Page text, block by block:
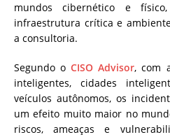
mundos cibernético e
infraestrutura crítica e
a consultoria.
Segundo oCISO Advisor, com
inteligentes, cidades
veículos autônomos, os
um efeito muito maior no
riscos, ameaças e